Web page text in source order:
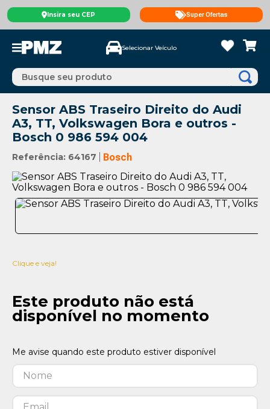
Insira seu CEP Super Ofertas
Selecionar Veículo
Busque seu produto
Sensor ABS Traseiro Direito do Audi
A3, TT, Volkswagen Bora e outros -
Bosch 0 986 594 004
Referência: 64167 Bosch
Clique e veja!
Este produto não está
disponível no momento